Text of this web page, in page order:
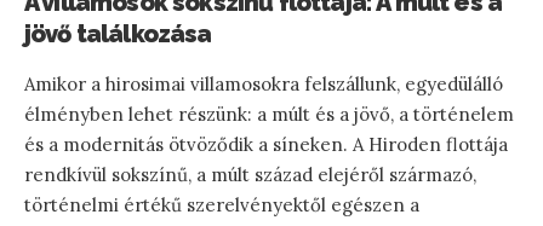
jövő találkozása
Amikor a hirosimai villamosokra felszállunk, egyedülálló
élményben lehet részünk: a múlt és a jövő, a történelem
és a modernitás ötvöződik a síneken. A Hiroden flottája
rendkívül sokszínű, a múlt század elejéről származó,
történelmi értékű szerelvényektől egészen a